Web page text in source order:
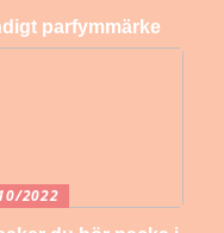
parfymmärke
2022